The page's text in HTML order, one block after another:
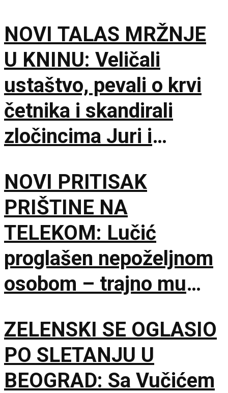
NOVI TALAS MRŽNJE
U KNINU: Veličali
ustaštvo, pevali o krvi
četnika i skandirali
zločincima Juri i
NOVI PRITISAK
PRIŠTINE NA
TELEKOM: Lučić
proglašen nepoželjnom
osobom – trajno mu
KiM
ZELENSKI SE OGLASIO
PO SLETANJU U
BEOGRAD: Sa Vučićem